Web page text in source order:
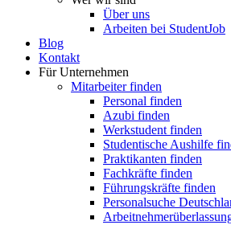
Über uns
Arbeiten bei StudentJob
Blog
Kontakt
Für Unternehmen
Mitarbeiter finden
Personal finden
Azubi finden
Werkstudent finden
Studentische Aushilfe
Praktikanten finden
Fachkräfte finden
Führungskräfte finden
Personalsuche